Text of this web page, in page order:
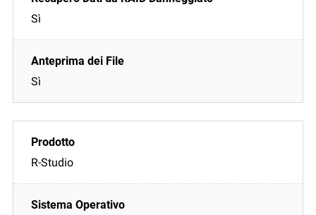
Sì
Sì
R-Studio